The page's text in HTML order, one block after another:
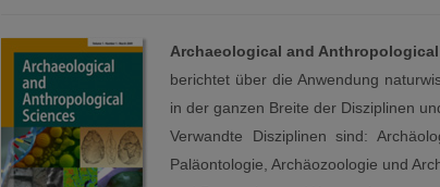
Archaeological and Anthropological
berichtet über die Anwendung
in der ganzen Breite der Disziplinen
Verwandte Disziplinen sind:
Paläontologie, Archäozoologie und